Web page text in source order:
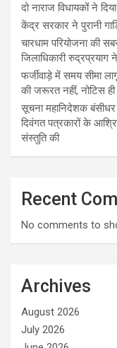
दो नाराज विधायकों ने
केंद्र सरकार ने पुरानी
चारधाम परियोजना की
जिलाधिकारी
फर्जीवाड़े में समय सीमा
की जरूरत नहीं, नोटिस
सूचना महानिदेशक बंसीधर
दिवंगत पत्रकारों के
संस्तुति की
Recent
No comments to
Archives
August 2026
July 2026